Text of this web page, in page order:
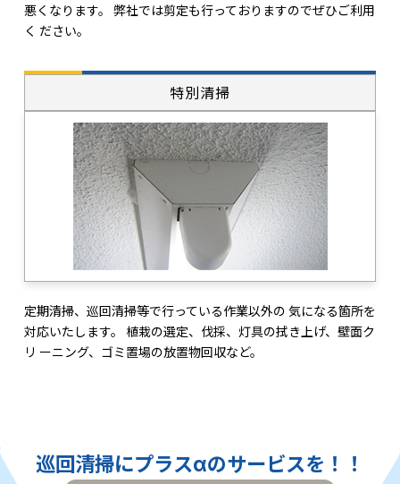
悪くなります。 弊社では剪定も行っておりますのでぜひご利用
く ださい。
特別清掃
定期清掃、巡回清掃等で行っている作業以外の 気になる箇所を
対応いたします。 植栽の選定、伐採、灯具の拭き上げ、壁面ク
リ ーニング、ゴミ置場の放置物回収など。
巡回清掃にプラスαのサービスを！！